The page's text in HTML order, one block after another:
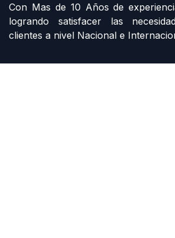
Con Mas de 10 Años de
logrando satisfacer las
clientes a nivel Nacional e